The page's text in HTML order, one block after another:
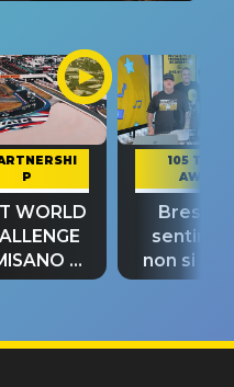
P
WORLD
si
105 TAKE
AWAY
Bresh:
non si
fino alla